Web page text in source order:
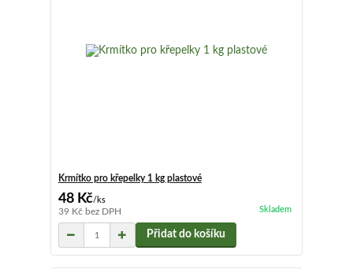
Krmítko pro křepelky 1 kg plastové
48 Kč/ks
39 Kč bez DPH Skladem
Přidat do košíku